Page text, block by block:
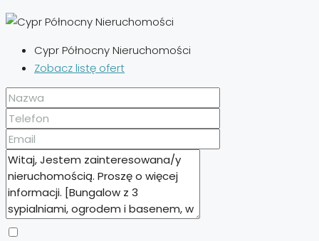
Cypr Północny Nieruchomości
Zobacz listę ofert